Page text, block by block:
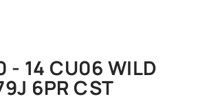
- 14 CU06 WILD
6PR CST